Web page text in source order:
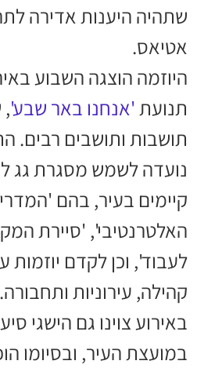
שתהיה היענות אדירה
אטיאס.
היוזמה הוצגה השבוע
תנועת'אנחנו באר שבע'
תושבות ותושבים רבים.
נועדה לשמש מסגרת גג
קיימים בעיר, בהם
האלטרנטיבי', 'סיירת
לעבוד', וכן לקדם יוזמות
קהילה, עירוניות ותחבורה.
באירוע צוינו גם הישגי
במועצת העיר, ובסיומו